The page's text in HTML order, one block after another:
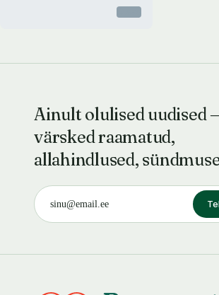
Ainult olulised uudised
värsked raamatud,
allahindlused,